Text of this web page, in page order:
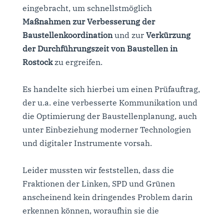
eingebracht, um schnellstmöglich
Maßnahmen zur Verbesserung der
Baustellenkoordinationund zur Verkürzung
der Durchführungszeit von Baustellen in
Rostockzu ergreifen.
Es handelte sich hierbei um einen Prüfauftrag,
der u.a. eine verbesserte Kommunikation und
die Optimierung der Baustellenplanung, auch
unter Einbeziehung moderner Technologien
und digitaler Instrumente vorsah.
Leider mussten wir feststellen, dass die
Fraktionen der Linken, SPD und Grünen
anscheinend kein dringendes Problem darin
erkennen können, woraufhin sie die